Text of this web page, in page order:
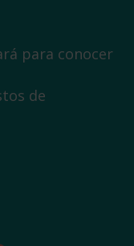
para conocer
de